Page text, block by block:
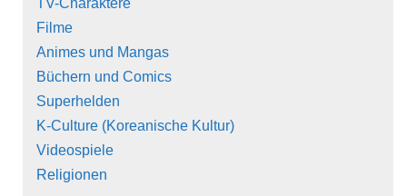
Filme
Animes und Mangas
Büchern und Comics
Superhelden
K-Culture (Koreanische Kultur)
Videospiele
Religionen